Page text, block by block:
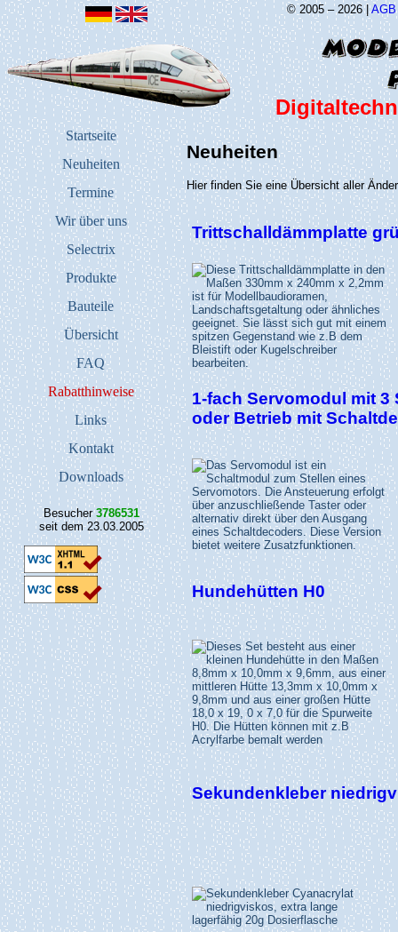
© 2005 – 2026 |AGB
Startseite
Neuheiten
Termine
Wir über uns
Selectrix
Produkte
Bauteile
Übersicht
FAQ
Rabatthinweise
Links
Kontakt
Downloads
Besucher3786531
seit dem 23.03.2005
Neuheiten
Hier finden Sie eine Übersicht aller
Trittschalldämmplatte
1-fach Servomodul mit
oder Betrieb mit
Hundehütten H0
Sekundenkleber